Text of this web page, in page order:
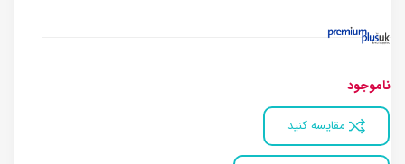
ناموجود
مقایسه کنید